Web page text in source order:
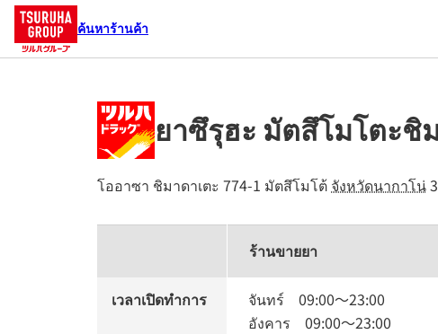
ค้นหาร้านค้า
ยาซึรุฮะ มัตสึโมโตะชิ
โออาซา ชิมาดาเตะ 774-1 มัตสึโมโต้ จังหวัดนากาโน่
ร้านขายยา
เวลาเปิดทำการ จันทร์ 09:00～23:00
อังคาร 09:00～23:00